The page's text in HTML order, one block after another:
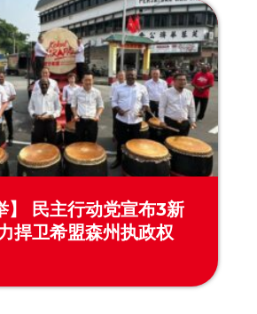
】 民主行动党宣布3新
捍卫希盟森州执政权